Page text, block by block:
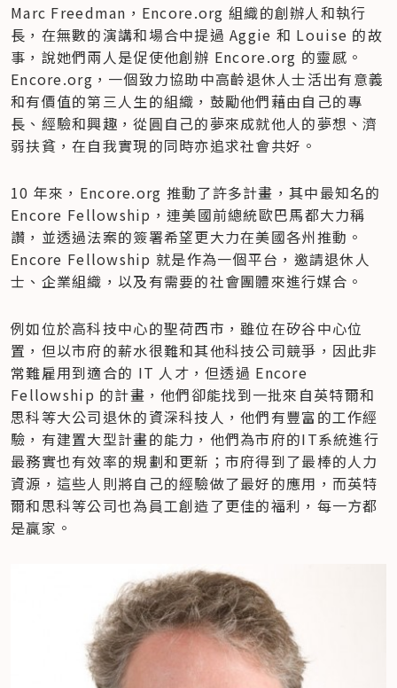
Marc Freedman，Encore.org 組織的創辦人和執行
長，在無數的演講和場合中提過 Aggie 和 Louise 的故
事，說她們兩人是促使他創辦 Encore.org 的靈感。
Encore.org，一個致力協助中高齡退休人士活出有意義
和有價值的第三人生的組織，鼓勵他們藉由自己的專
長、經驗和興趣，從圓自己的夢來成就他人的夢想、濟
弱扶貧，在自我實現的同時亦追求社會共好。
10 年來，Encore.org 推動了許多計畫，其中最知名的
Encore Fellowship，連美國前總統歐巴馬都大力稱
讚，並透過法案的簽署希望更大力在美國各州推動。
Encore Fellowship 就是作為一個平台，邀請退休人
士、企業組織，以及有需要的社會團體來進行媒合。
例如位於高科技中心的聖荷西市，雖位在矽谷中心位
置，但以市府的薪水很難和其他科技公司競爭，因此非
常難雇用到適合的 IT 人才，但透過 Encore
Fellowship 的計畫，他們卻能找到一批來自英特爾和
思科等大公司退休的資深科技人，他們有豐富的工作經
驗，有建置大型計畫的能力，他們為市府的IT系統進行
最務實也有效率的規劃和更新；市府得到了最棒的人力
資源，這些人則將自己的經驗做了最好的應用，而英特
爾和思科等公司也為員工創造了更佳的福利，每一方都
是贏家。